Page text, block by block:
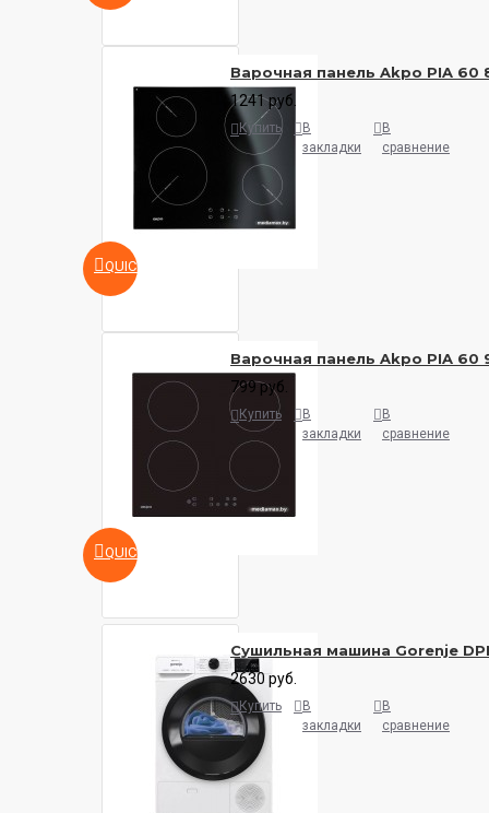
QUICKVIEW
Варочная панель Akpo PIA 60
1241 руб.
Купить
В
закладки
В
сравнение
QUICKVIEW
Варочная панель Akpo PIA 60
799 руб.
Купить
В
закладки
В
сравнение
Сушильная машина Gorenje
2630 руб.
Купить
В
закладки
В
сравнение